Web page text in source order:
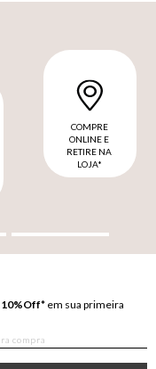
COMPRE
ONLINE E
RETIRE NA
LOJA*
10%Off* em sua primeira